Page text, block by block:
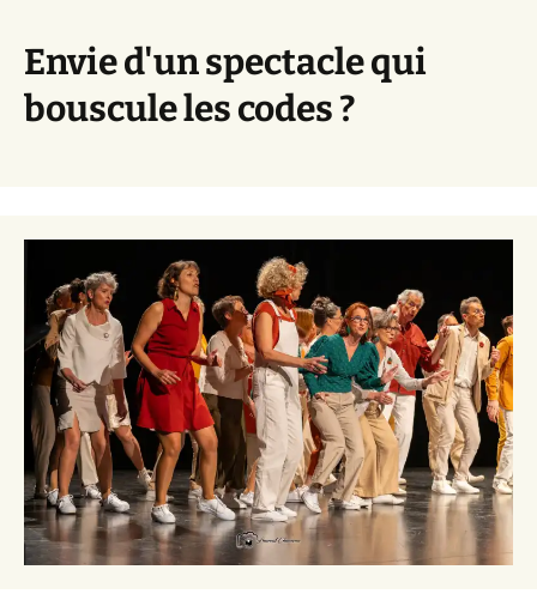
Envie d'un spectacle qui
bouscule les codes ?